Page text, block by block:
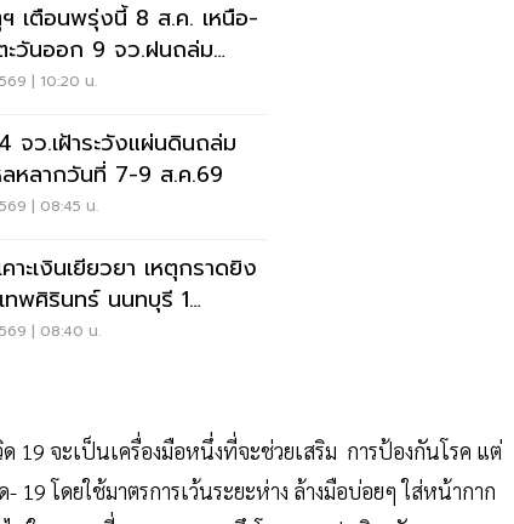
เตือนพรุ่งนี้ 8 ส.ค. เหนือ-
ะวันออก 9 จว.ฝนถล่ม
วมฉับพลัน
| 10:20 น.
จว.เฝ้าระวังแผ่นดินถล่ม
ลหลากวันที่ 7-9 ส.ค.69
| 08:45 น.
าะเงินเยียวยา เหตุกราดยิง
ทพศิรินทร์ นนทบุรี 1
น | 08:40 น.
19 จะเป็นเครื่องมือหนึ่งที่จะช่วยเสริม การป้องกันโรค แต่
19 โดยใช้มาตรการเว้นระยะห่าง ล้างมือบ่อยๆ ใส่หน้ากาก